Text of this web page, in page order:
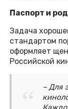
Паспорт и
Задача
стандартом
оформляет
Российской
– Для